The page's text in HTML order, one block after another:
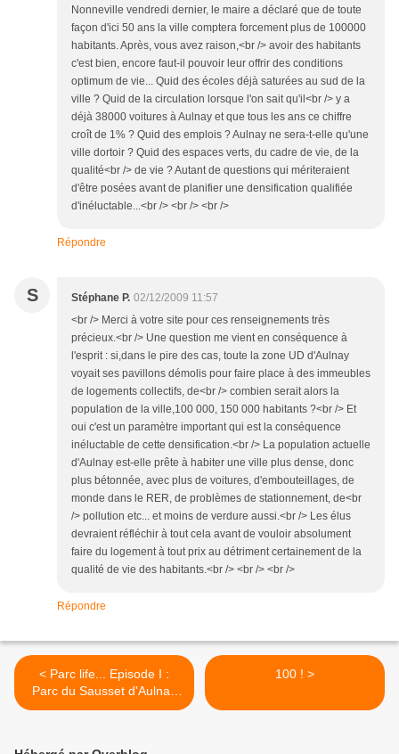
Nonneville vendredi dernier, le maire a déclaré que de toute
façon d'ici 50 ans la ville comptera forcement plus de 100000
habitants. Après, vous avez raison,<br /> avoir des habitants
c'est bien, encore faut-il pouvoir leur offrir des conditions
optimum de vie... Quid des écoles déjà saturées au sud de la
ville ? Quid de la circulation lorsque l'on sait qu'il<br /> y a
déjà 38000 voitures à Aulnay et que tous les ans ce chiffre
croît de 1% ? Quid des emplois ? Aulnay ne sera-t-elle qu'une
ville dortoir ? Quid des espaces verts, du cadre de vie, de la
qualité<br /> de vie ? Autant de questions qui mériteraient
d'être posées avant de planifier une densification qualifiée
d'inéluctable...<br /> <br /> <br />
Répondre
S Stéphane P. 02/12/2009 11:57
<br /> Merci à votre site pour ces renseignements très
précieux.<br /> Une question me vient en conséquence à
l'esprit : si,dans le pire des cas, toute la zone UD d'Aulnay
voyait ses pavillons démolis pour faire place à des immeubles
de logements collectifs, de<br /> combien serait alors la
population de la ville,100 000, 150 000 habitants ?<br /> Et
oui c'est un paramètre important qui est la conséquence
inéluctable de cette densification.<br /> La population actuelle
d'Aulnay est-elle prête à habiter une ville plus dense, donc
plus bétonnée, avec plus de voitures, d'embouteillages, de
monde dans le RER, de problèmes de stationnement, de<br
/> pollution etc... et moins de verdure aussi.<br /> Les élus
devraient réfléchir à tout cela avant de vouloir absolument
faire du logement à tout prix au détriment certainement de la
qualité de vie des habitants.<br /> <br /> <br />
Répondre
< Parc life... Episode I :
Parc du Sausset d'Aulnay
Sous Bois.
100 ! >